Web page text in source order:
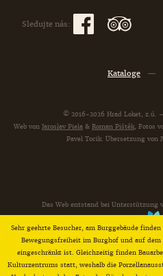
Sehr geehrte Besucher, am Burggebäude
Bewegungsfreiheit im Burghof und auf
eingeschränkt ist. Gleichzeitig finden
Kulturzentrums statt, weshalb die
Sledujte nás:
Kataloge —
© 2016-2026 Hrad Loket, z.ú.
Web von Jaroslav Piela & Roman Pištěk, Fotos
Pavel Tocik. Übersetzung von
Das Web entstand bei Unterstützung